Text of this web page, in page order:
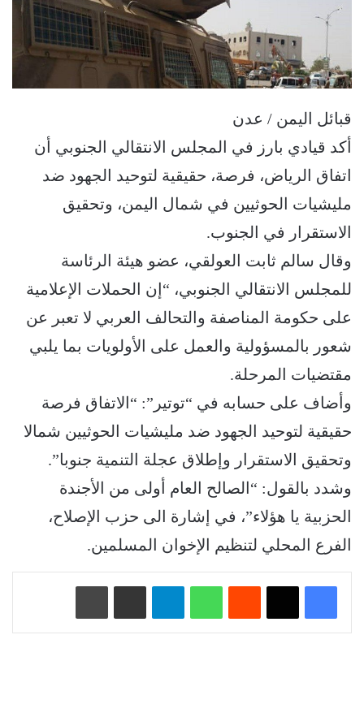
قبائل اليمن / عدن
أكد قيادي بارز في المجلس الانتقالي الجنوبي أن
اتفاق الرياض، فرصة، حقيقية لتوحيد الجهود ضد
مليشيات الحوثيين في شمال اليمن، وتحقيق
الاستقرار في الجنوب.
وقال سالم ثابت العولقي، عضو هيئة الرئاسة
للمجلس الانتقالي الجنوبي، “إن الحملات الإعلامية
على حكومة المناصفة والتحالف العربي لا تعبر عن
شعور بالمسؤولية والعمل على الأولويات بما يلبي
مقتضيات المرحلة.
وأضاف على حسابه في “توتير”: “الاتفاق فرصة
حقيقية لتوحيد الجهود ضد مليشيات الحوثيين شمالا
وتحقيق الاستقرار وإطلاق عجلة التنمية جنوبا”.
وشدد بالقول: “الصالح العام أولى من الأجندة
الحزبية يا هؤلاء”، في إشارة الى حزب الإصلاح،
الفرع المحلي لتنظيم الإخوان المسلمين.
واتساب تيلقرام